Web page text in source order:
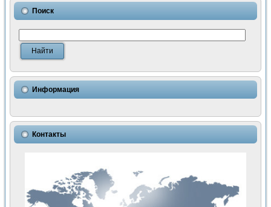
Аппаратно-программный комплекс для исследования
Виртуальный лабораторный стенд для исследования
Измерение шумовых параметров операционных
Измерительный преобразователь на основе цифровой
Использование NI LabVIEW для математического
Исследовние возможности создания измерителя ВАХ
Математическое моделирование генератора сигналов -
Применение осциллографического модуля с высоким
Симуляция отклика импульсного радиолокационного
Автоматизация формирования уравнений состояния для
Разработка автоматизированного стенда для измерения
Применение среды LabVIEW для построения картины
Портативная система для определения показателей
Использование LabVIEW для управления источником
Поиск
Информация
Контакты